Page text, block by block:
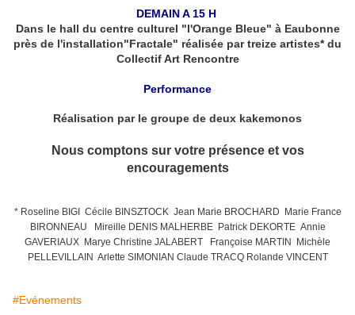
DEMAIN A 15 H
Dans le hall du centre culturel "l'Orange Bleue" à Eaubonne
près de l'installation"Fractale" réalisée par treize artistes* du
Collectif Art Rencontre
Performance
Réalisation par le groupe de deux kakemonos
Nous comptons sur votre présence et vos
encouragements
* Roseline BIGI Cécile BINSZTOCK Jean Marie BROCHARD Marie France
BIRONNEAU Mireille DENIS MALHERBE Patrick DEKORTE Annie
GAVERIAUX Marye Christine JALABERT Françoise MARTIN Michèle
PELLEVILLAIN Arlette SIMONIAN Claude TRACQ Rolande VINCENT
#Evénements